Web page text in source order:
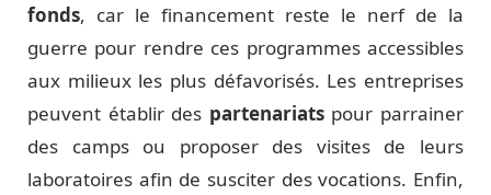
fonds, car le financement reste le nerf de la
guerre pour rendre ces programmes accessibles
aux milieux les plus défavorisés. Les entreprises
peuvent établir des partenariatspour parrainer
des camps ou proposer des visites de leurs
laboratoires afin de susciter des vocations. Enfin,